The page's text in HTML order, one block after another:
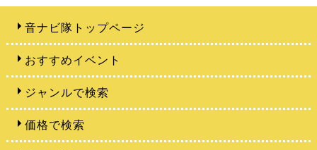
音ナビ隊トップページ
おすすめイベント
ジャンルで検索
価格で検索